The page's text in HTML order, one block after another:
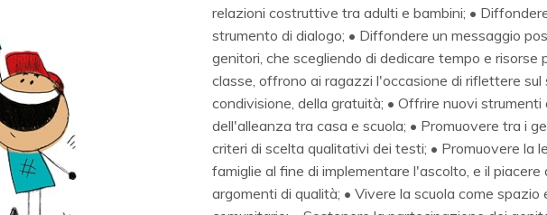
relazioni costruttive tra adulti e bambini; •
strumento di dialogo; • Diffondere un messaggio
genitori, che scegliendo di dedicare tempo e risorse
classe, offrono ai ragazzi l'occasione di riflettere sul
condivisione, della gratuità; • Offrire nuovi strumenti
dell'alleanza tra casa e scuola; • Promuovere tra i
criteri di scelta qualitativi dei testi; • Promuovere la
famiglie al fine di implementare l'ascolto, e il
argomenti di qualità; • Vivere la scuola come spazio